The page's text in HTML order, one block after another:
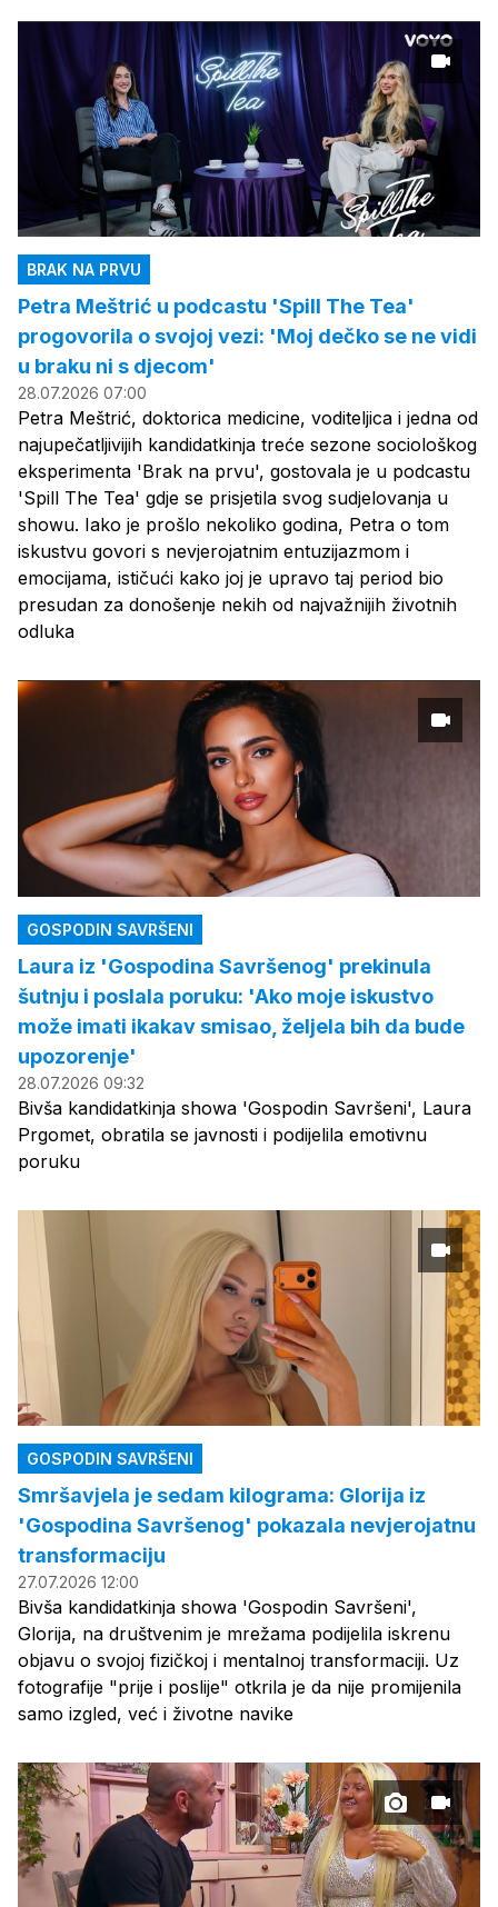
BRAK NA PRVU
Petra Meštrić u podcastu 'Spill The Tea'
progovorila o svojoj vezi: 'Moj dečko se ne vidi
u braku ni s djecom'
28.07.2026 07:00
Petra Meštrić, doktorica medicine, voditeljica i jedna od
najupečatljivijih kandidatkinja treće sezone sociološkog
eksperimenta 'Brak na prvu', gostovala je u podcastu
'Spill The Tea' gdje se prisjetila svog sudjelovanja u
showu. Iako je prošlo nekoliko godina, Petra o tom
iskustvu govori s nevjerojatnim entuzijazmom i
emocijama, ističući kako joj je upravo taj period bio
presudan za donošenje nekih od najvažnijih životnih
odluka
GOSPODIN SAVRŠENI
Laura iz 'Gospodina Savršenog' prekinula
šutnju i poslala poruku: 'Ako moje iskustvo
može imati ikakav smisao, željela bih da bude
upozorenje'
28.07.2026 09:32
Bivša kandidatkinja showa 'Gospodin Savršeni', Laura
Prgomet, obratila se javnosti i podijelila emotivnu
poruku
GOSPODIN SAVRŠENI
Smršavjela je sedam kilograma: Glorija iz
'Gospodina Savršenog' pokazala nevjerojatnu
transformaciju
27.07.2026 12:00
Bivša kandidatkinja showa 'Gospodin Savršeni',
Glorija, na društvenim je mrežama podijelila iskrenu
objavu o svojoj fizičkoj i mentalnoj transformaciji. Uz
fotografije "prije i poslije" otkrila je da nije promijenila
samo izgled, već i životne navike